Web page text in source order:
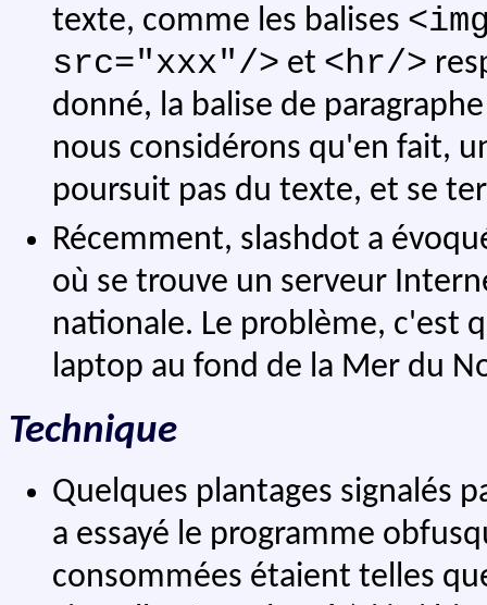
texte, comme les balises
src="xxx"/> et <hr/>
donné, la balise de
nous considérons qu'en fait,
poursuit pas du texte, et se
Récemment, slashdot a
où se trouve un serveur
nationale. Le problème, c'est
laptop au fond de la Mer du
Technique
Quelques plantages signalés
a essayé le programme
consommées étaient telles